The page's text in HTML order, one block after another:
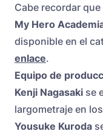
Cabe recordar
My Hero
disponible en el
enlace.
Equipo de
Kenji Nagasaki se
largometraje en
Yousuke Kuroda